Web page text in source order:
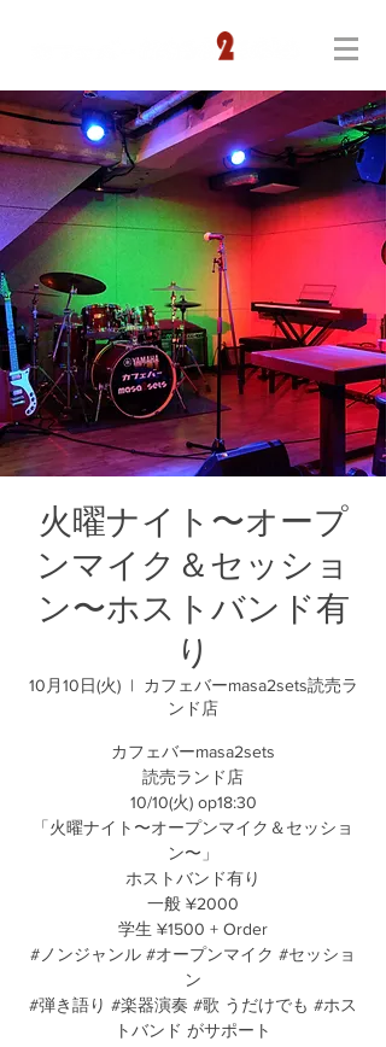
火曜ナイト〜オープ
ンマイク＆セッショ
ン〜ホストバンド有
り
10月10日(火)
  |
カフェバーmasa2sets読売ラ
ンド店
カフェバーmasa2sets
読売ランド店
10/10(火) op18:30
「火曜ナイト〜オープンマイク＆セッショ
ン〜」
ホストバンド有り
一般 ¥2000
学生 ¥1500 + Order
#ノンジャンル #オープンマイク #セッショ
ン
#弾き語り #楽器演奏 #歌 うだけでも #ホス
トバンド がサポート